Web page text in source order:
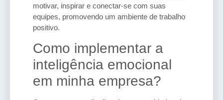
motivar, inspirar e conectar-se com suas
equipes, promovendo um ambiente de trabalho
positivo.
Como implementar a
inteligência emocional
em minha empresa?